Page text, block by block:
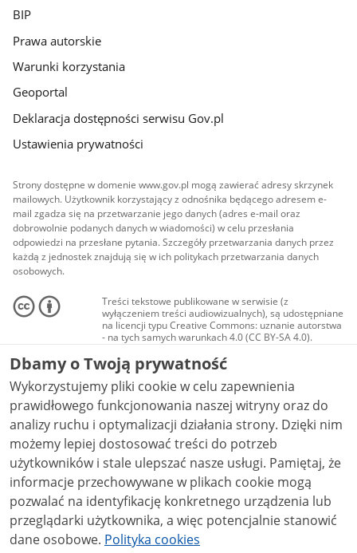
BIP
Prawa autorskie
Warunki korzystania
Geoportal
Deklaracja dostępności serwisu Gov.pl
Ustawienia prywatności
Strony dostępne w domenie www.gov.pl mogą zawierać adresy skrzynek
mailowych. Użytkownik korzystający z odnośnika będącego adresem e-
mail zgadza się na przetwarzanie jego danych (adres e-mail oraz
dobrowolnie podanych danych w wiadomości) w celu przesłania
odpowiedzi na przesłane pytania. Szczegóły przetwarzania danych przez
każdą z jednostek znajdują się w ich politykach przetwarzania danych
osobowych.
Treści tekstowe publikowane w serwisie (z
wyłączeniem treści audiowizualnych), są udostępniane
na licencji typu Creative Commons: uznanie autorstwa
- na tych samych warunkach 4.0 (CC BY-SA 4.0).
Materiały audiowizualne, w tym zdjęcia, materiały
audio i wideo, są udostępniane na licencji typu
Creative Commons: uznanie autorstwa użycie
niekomercyjne - bez utworów zależnych 4.0 (CC BY-
NC-ND 4.0), o ile nie jest to stwierdzone inaczej.
Dbamy o Twoją prywatność
Wykorzystujemy pliki cookie w celu zapewnienia
prawidłowego funkcjonowania naszej witryny oraz do
analizy ruchu i optymalizacji działania strony. Dzięki nim
możemy lepiej dostosować treści do potrzeb
użytkowników i stale ulepszać nasze usługi. Pamiętaj, że
informacje przechowywane w plikach cookie mogą
pozwalać na identyfikację konkretnego urządzenia lub
przeglądarki użytkownika, a więc potencjalnie stanowić
dane osobowe. Polityka cookies